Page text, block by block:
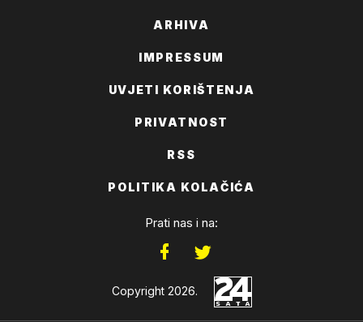
ARHIVA
IMPRESSUM
UVJETI KORIŠTENJA
PRIVATNOST
RSS
POLITIKA KOLAČIĆA
Prati nas i na:
Copyright 2026.